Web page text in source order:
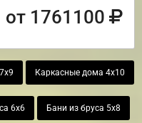
от 1761100
Каркасные дома 4х10
6х6 Бани из бруса 5х8